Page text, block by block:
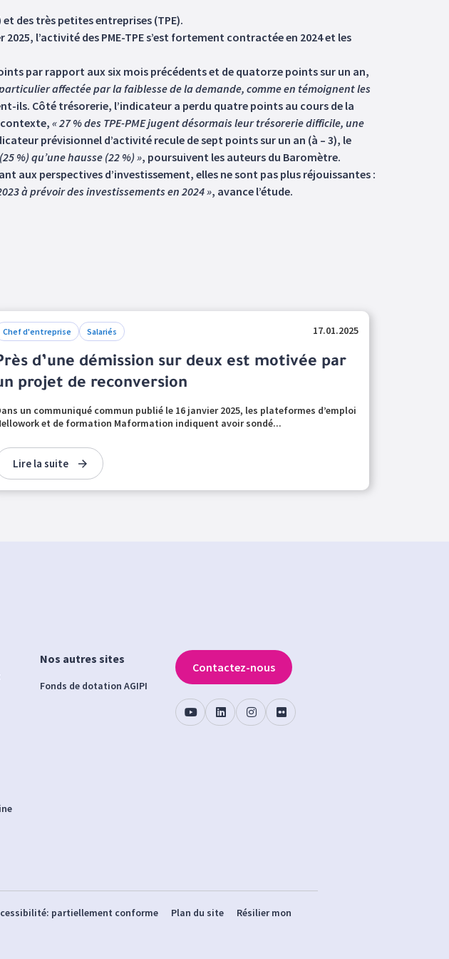
et des très petites entreprises (TPE).
l’activité des PME-TPE s’est fortement contractée en 2024 et les
par rapport aux six mois précédents et de quatorze points sur un an,
particulier affectée par la faiblesse de la demande, comme en témoignent les
ils. Côté trésorerie, l’indicateur a perdu quatre points au cours de la
contexte, « 27 % des TPE-PME jugent désormais leur trésorerie difficile, une
prévisionnel d’activité recule de sept points sur un an (à – 3), le
%) qu’une hausse (22 %) », poursuivent les auteurs du Baromètre.
aux perspectives d’investissement, elles ne sont pas plus réjouissantes :
à prévoir des investissements en 2024 », avance l’étude.
Chef d'entreprise Salariés 17.01.2025
d’une démission sur deux est motivée par
projet de reconversion
un communiqué commun publié le 16 janvier 2025, les plateformes d’emploi
et de formation Maformation indiquent avoir sondé...
Lire la suite
Nos autres sites
Fonds de dotation AGIPI
Contactez-nous
partiellement conforme Plan du site Résilier mon